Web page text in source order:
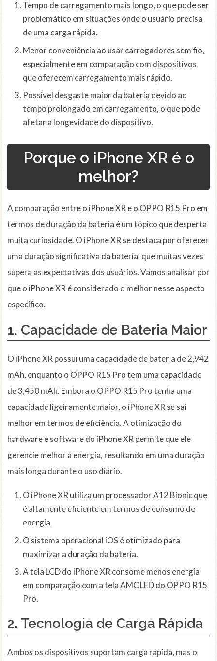
Tempo de carregamento mais longo, o que pode ser
problemático em situações onde o usuário precisa
de uma carga rápida.
Menor conveniência ao usar carregadores sem fio,
especialmente em comparação com dispositivos
que oferecem carregamento mais rápido.
Possível desgaste maior da bateria devido ao
tempo prolongado em carregamento, o que pode
afetar a longevidade do dispositivo.
Porque o iPhone XR é o
melhor?
A comparação entre o iPhone XR e o OPPO R15 Pro em
termos de duração da bateria é um tópico que desperta
muita curiosidade. O iPhone XR se destaca por oferecer
uma duração significativa da bateria, que muitas vezes
supera as expectativas dos usuários. Vamos analisar por
que o iPhone XR é considerado o melhor nesse aspecto
específico.
1. Capacidade de Bateria Maior
O iPhone XR possui uma capacidade de bateria de 2,942
mAh, enquanto o OPPO R15 Pro tem uma capacidade
de 3,450 mAh. Embora o OPPO R15 Pro tenha uma
capacidade ligeiramente maior, o iPhone XR se sai
melhor em termos de eficiência. A otimização do
hardware e software do iPhone XR permite que ele
gerencie melhor a energia, resultando em uma duração
mais longa durante o uso diário.
O iPhone XR utiliza um processador A12 Bionic que
é altamente eficiente em termos de consumo de
energia.
O sistema operacional iOS é otimizado para
maximizar a duração da bateria.
A tela LCD do iPhone XR consome menos energia
em comparação com a tela AMOLED do OPPO R15
Pro.
2. Tecnologia de Carga Rápida
Ambos os dispositivos suportam carga rápida, mas o